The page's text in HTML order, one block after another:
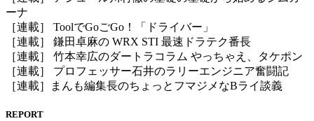
ーナ
［連載］ ToolでGoごGo！「ドライバー」
［連載］ 鎌田卓麻の WRX STI 最速ドラテク番長
［連載］ 竹本幸広のダートラコラム やっちゃえ、タケポン
［連載］ プロフェッサー石井のラリーエンジニア奮闘記
［連載］まんも編集長のちょっとフマジメなBライ談義
REPORT